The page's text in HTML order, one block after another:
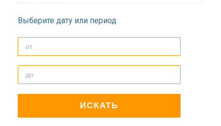
Выберите дату или период